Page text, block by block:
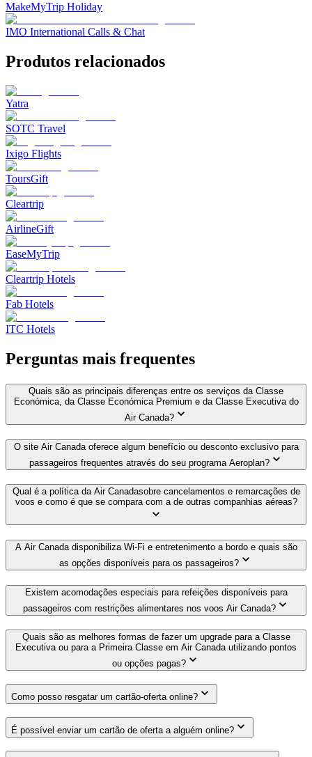
MakeMyTrip Holiday
IMO International Calls & Chat
Produtos relacionados
Yatra
SOTC Travel
Ixigo Flights
ToursGift
Cleartrip
AirlineGift
EaseMyTrip
Cleartrip Hotels
Fab Hotels
ITC Hotels
Perguntas mais frequentes
Quais são as principais diferenças entre os serviços da Classe
Económica, da Classe Económica Premium e da Classe Executiva do
Air Canada?
O site Air Canada oferece algum benefício ou desconto exclusivo para
passageiros frequentes através do seu programa Aeroplan?
Qual é a política da Air Canadasobre cancelamentos e remarcações de
voos e como é que se compara com a de outras companhias aéreas?
A Air Canada disponibiliza Wi-Fi e entretenimento a bordo e quais são
as opções disponíveis para os passageiros?
Existem acomodações especiais para refeições disponíveis para
passageiros com restrições alimentares nos voos Air Canada?
Quais são as melhores formas de fazer um upgrade para a Classe
Executiva ou para a Primeira Classe em Air Canada utilizando pontos
ou opções pagas?
Como posso resgatar um cartão-oferta online?
É possível enviar um cartão de oferta a alguém online?